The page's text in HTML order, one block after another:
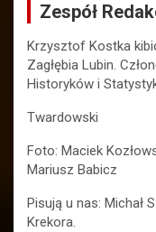
Zespół
Krzysztof Kostka
Zagłębia Lubin.
Historyków i
Twardowski
Foto: Maciek
Mariusz Babicz
Pisują u nas: Michał
Krekora.